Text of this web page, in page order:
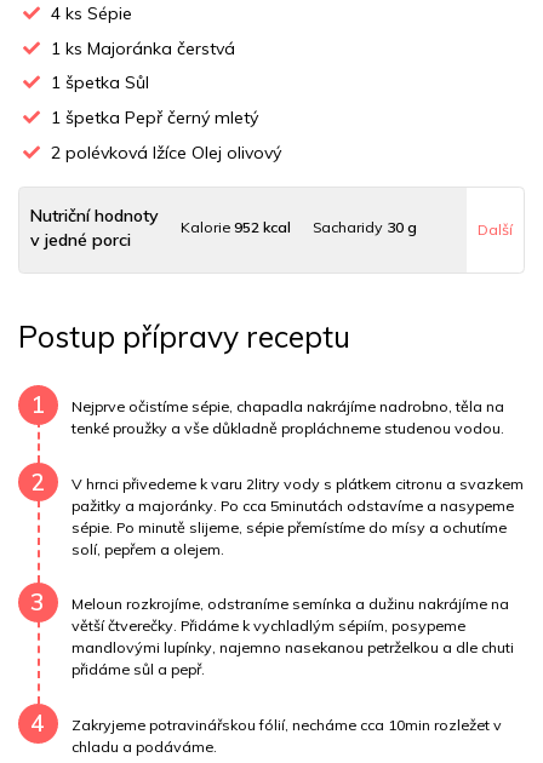
4 ks Sépie
1 ks Majoránka čerstvá
1 špetka Sůl
1 špetka Pepř černý mletý
2 polévková lžíce Olej olivový
Nutriční hodnoty
v jedné porci
Kalorie 952 kcal Sacharidy 30 g
Uhlovodany 24 g Cholesterol 1120 mg
Draslík 4076 mg Vláknina 4850.8 mg
Vitamín B120 mg Vitamín C90.4 mg
Vitamín E1 mg Vápník
Další
Postup přípravy receptu
1
Nejprve očistíme sépie, chapadla nakrájíme nadrobno, těla na
tenké proužky a vše důkladně propláchneme studenou vodou.
2
V hrnci přivedeme k varu 2litry vody s plátkem citronu a svazkem
pažitky a majoránky. Po cca 5minutách odstavíme a nasypeme
sépie. Po minutě slijeme, sépie přemístíme do mísy a ochutíme
solí, pepřem a olejem.
3
Meloun rozkrojíme, odstraníme semínka a dužinu nakrájíme na
větší čtverečky. Přidáme k vychladlým sépiím, posypeme
mandlovými lupínky, najemno nasekanou petrželkou a dle chuti
přidáme sůl a pepř.
4
Zakryjeme potravinářskou fólií, necháme cca 10min rozležet v
chladu a podáváme.